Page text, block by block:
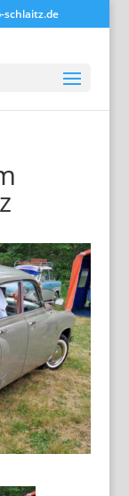
schlaitz.de